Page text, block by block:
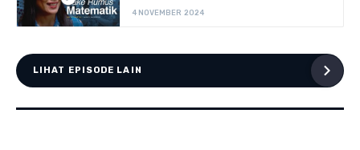
4 NOVEMBER 2024
LIHAT EPISODE LAIN